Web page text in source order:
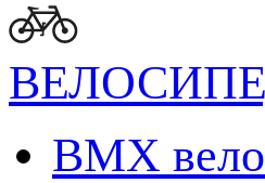
BMX